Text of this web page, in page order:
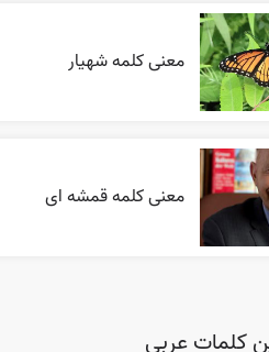
معنی کلمه شهیار
معنی کلمه قمشه ای
کلمات عربی